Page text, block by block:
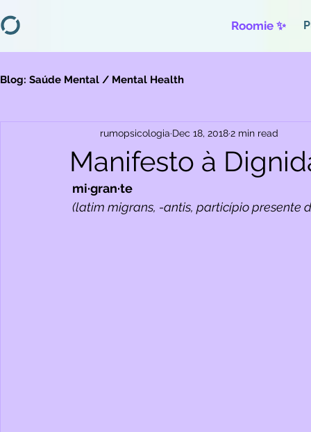
Roomie ✨
Blog: Saúde Mental / Mental Health
Manifesto à
rumopsicologia Dec 18, 20182 min read
mi·gran·te
(latim migrans, -antis, particípio presente